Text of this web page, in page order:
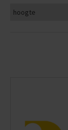
hoogte